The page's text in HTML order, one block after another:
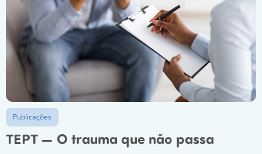
Publicações
TEPT — O trauma que não passa